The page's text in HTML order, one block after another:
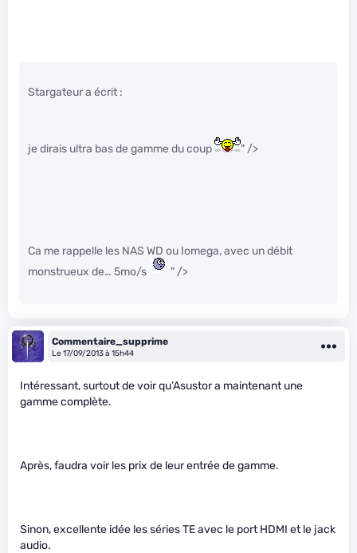
Stargateur a écrit :
je dirais ultra bas de gamme du coup " />
Ca me rappelle les NAS WD ou Iomega, avec un débit
monstrueux de… 5mo/s
" />
Commentaire_supprime
Le 17/09/2013 à 15h44
Intéressant, surtout de voir qu’Asustor a maintenant une
gamme complète.
Après, faudra voir les prix de leur entrée de gamme.
Sinon, excellente idée les séries TE avec le port HDMI et le jack
audio.